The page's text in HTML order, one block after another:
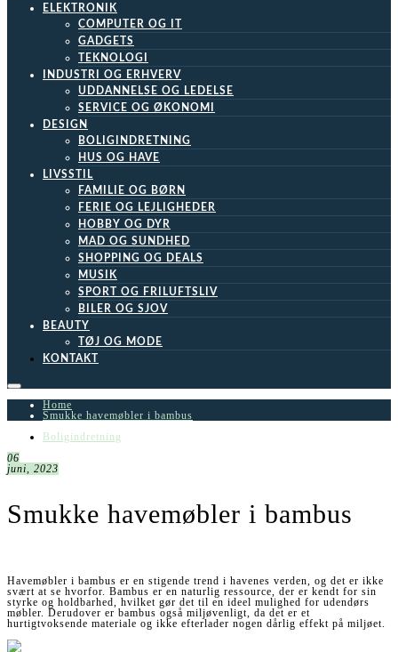
ELEKTRONIK
COMPUTER OG IT
GADGETS
TEKNOLOGI
INDUSTRI OG ERHVERV
UDDANNELSE OG LEDELSE
SERVICE OG ØKONOMI
DESIGN
BOLIGINDRETNING
HUS OG HAVE
LIVSSTIL
FAMILIE OG BØRN
FERIE OG LEJLIGHEDER
HOBBY OG DYR
MAD OG SUNDHED
SHOPPING OG DEALS
MUSIK
SPORT OG FRILUFTSLIV
BILER OG SJOV
BEAUTY
TØJ OG MODE
KONTAKT
Home
Smukke havemøbler i bambus
Boligindretning
06
juni, 2023
Smukke havemøbler i bambus
Havemøbler i bambus er en stigende trend i havenes verden, og det er ikke
svært at se hvorfor. Bambus er en naturlig ressource, der er kendt for sin
styrke og holdbarhed, hvilket gør det til en ideel mulighed for udendørs
møbler. Derudover er bambus også miljøvenligt, da det er et
hurtigtvoksende materiale og ikke efterlader nogen dårlig effekt på miljøet.